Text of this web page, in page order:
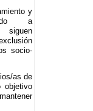
y
a
siguen
socio-
as de
objetivo